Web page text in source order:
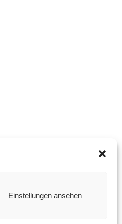
Einstellungen ansehen